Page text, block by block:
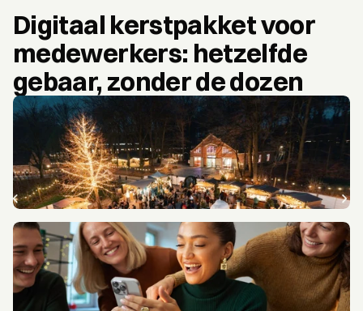
Digitaal kerstpakket voor
medewerkers: hetzelfde
gebaar, zonder de dozen